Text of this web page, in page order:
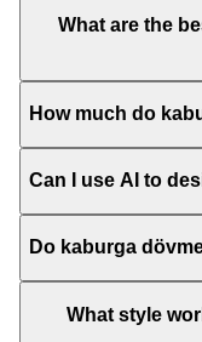
What are the
How much do
Can I use AI to
Do kaburga
What style